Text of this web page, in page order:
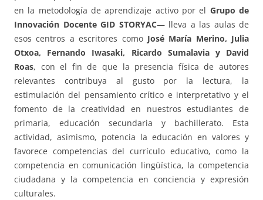
en la metodología de aprendizaje activo por el Grupo de
Innovación Docente GID STORYAC— lleva a las aulas de
esos centros a escritores como José María Merino, Julia
Otxoa, Fernando Iwasaki, Ricardo Sumalavia y David
Roas, con el fin de que la presencia física de autores
relevantes contribuya al gusto por la lectura, la
estimulación del pensamiento crítico e interpretativo y el
fomento de la creatividad en nuestros estudiantes de
primaria, educación secundaria y bachillerato. Esta
actividad, asimismo, potencia la educación en valores y
favorece competencias del currículo educativo, como la
competencia en comunicación lingüística, la competencia
ciudadana y la competencia en conciencia y expresión
culturales.